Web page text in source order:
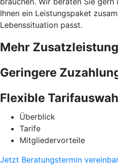
Ihnen ein Leistungspaket
Lebenssituation passt.
Mehr
Geringere
Flexible
Überblick
Tarife
Mitgliedervorteile
Jetzt Beratungstermin